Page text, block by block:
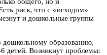
риск, что с «исходом»
и дошкольные группы
дошкольному образованию,
6 детей. Возникнут проблемы: